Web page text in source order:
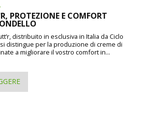
PROTEZIONE E COMFORT
distribuito in esclusiva in Italia da Ciclo
distingue per la produzione di creme di
a migliorare il vostro comfort in...